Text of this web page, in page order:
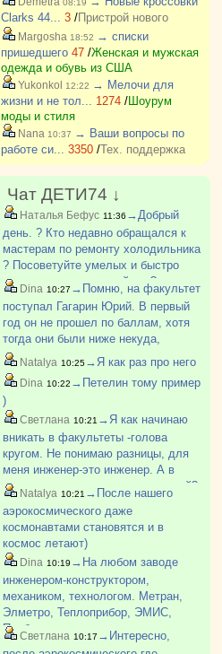
08:19
Clarks 44... 3/Пристрой нового
Margosha 18:52 → списки
пришедшего 47/Женская и мужская
одежда и обувь из США
Yukonkol 12:22 → Мелочи для
жизни и не тол... 1274/Шоурум
моды и стиля
Nana 10:37 → Ваши вопросы по
работе си... 3350/Тех. поддержка
Чат ДЕТИ74 ↓
Наталья Бефус 11:36 →Добрый
день. ? Кто недавно обращался к
мастерам по ремонту холодильника
? Посоветуйте умелых и быстро
приезжающих пожалуйста ?
Dina 10:27 →Помню, на факультет
поступал Гагарин Юрий. В первый
год он не прошел по баллам, хотя
тогда они были ниже некуда,
наверно самые низкие во всем
ЮУрГу. Вроде позже поступил, но
не знаю, окончил или нет
Natalya 10:25→Я как раз про него
Dina 10:22 →Петелин тому пример
)
Светлана 10:21 →Я как начинаю
вникать в факультеты -голова
кругом. Не понимаю разницы, для
меня инженер-это инженер. А в
каждом вузе столько направлений?
Natalya 10:21 →После нашего
аэрокосмического даже
космонавтами становятся и в
космос летают)
Dina 10:19 →На любом заводе
инженером-конструктором,
механиком, технологом. Метран,
Элметро, Теплоприбор, ЭМИС,
Прибор и тп
Светлана 10:17 →Интересно,